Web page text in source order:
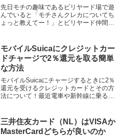
先日モチの趣味であるビリヤード場で遊
んでいると「モチさんクレカについてち
ょっと教えてー！」とビリヤード仲間の
業主になり一人で仕事を始めた 年齢は30
代中盤で未婚彼女あ...
モバイルSuicaにクレジットカー
ドチャージで2％還元を取る簡単
な方法
モバイルSuicaにチャージするときに2％
還元を受けるクレジットカードとその方
法について！最近電車や新幹線に乗る機
について「どれを使おうかな」と悩むこ
とが多いので...
三井住友カード（NL）はVISAか
MasterCardどちらが良いのか